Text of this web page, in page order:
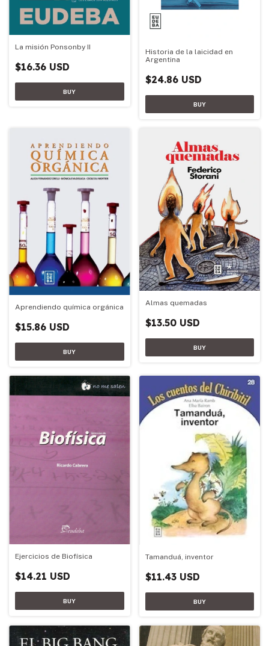
La misión Ponsonby II
$16.36 USD
Historia de la laicidad en
Argentina
$24.86 USD
Aprendiendo química orgánica
$15.86 USD
Almas quemadas
$13.50 USD
Ejercicios de Biofísica
$14.21 USD
Tamanduá, inventor
$11.43 USD